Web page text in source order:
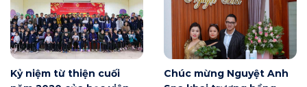
Kỷ niệm từ thiện cuối
Chúc mừng Nguyệt Anh